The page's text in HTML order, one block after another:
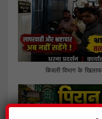
बिजली विभाग के